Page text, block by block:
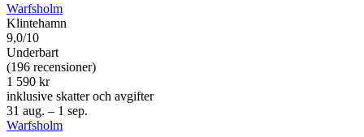
Warfsholm
Klintehamn
9,0/10
Underbart
(196 recensioner)
1 590 kr
inklusive skatter och avgifter
31 aug. – 1 sep.
Warfsholm